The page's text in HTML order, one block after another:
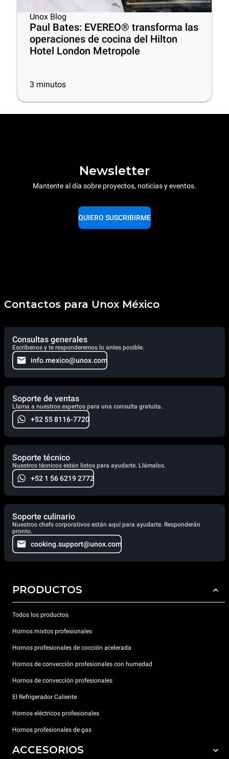
Unox Blog
Paul Bates: EVEREO® transforma las
operaciones de cocina del Hilton
Hotel London Metropole
3 minutos
Newsletter
Mantente al día sobre proyectos, noticias y eventos.
QUIERO SUSCRIBIRME
Contactos para Unox México
Consultas generales
Escríbenos y te responderemos lo antes posible.
info.mexico@unox.com
Soporte de ventas
Llama a nuestros expertos para una consulta gratuita.
+52 55 8116-7720
Soporte técnico
Nuestros técnicos están listos para ayudarte. Llámalos.
+52 1 56 6219 2772
Soporte culinario
Nuestros chefs corporativos están aquí para ayudarte. Responderán
pronto.
cooking.support@unox.com
PRODUCTOS
Todos los productos
Hornos mixtos profesionales
Hornos profesionales de cocción acelerada
Hornos de convección profesionales con humedad
Hornos de convección profesionales
El Refrigerador Caliente
Hornos eléctricos profesionales
Hornos profesionales de gas
ACCESORIOS